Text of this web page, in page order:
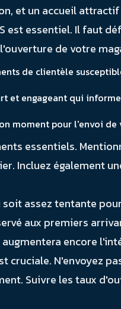
et un accueil
est essentiel. Il faut
de votre
de clientèle
et engageant qui
moment pour l'envoi de
essentiels.
Incluez également
assez tentante
aux premiers
encore
cruciale. N'envoyez
Suivre les taux